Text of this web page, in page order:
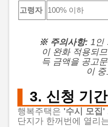
고령자
100% 이하
※ 주의사항: 1인
이 완화 적용되
득 금액을 공고
이
3. 신청 기
행복주택은 '수시 모집'
단지가 한꺼번에 열리